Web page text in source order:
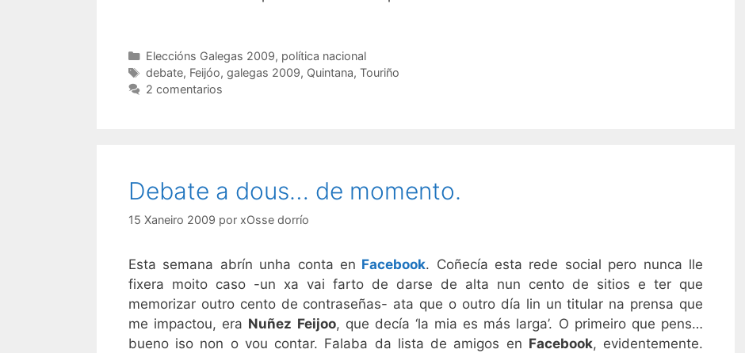
Categorías
Eleccións Galegas 2009, política nacional
Etiquetas
debate, Feijóo, galegas 2009, Quintana, Touriño
2 comentarios
Debate a dous… de momento.
15 Xaneiro 2009 por xOsse dorrío
Esta semana abrín unha conta en Facebook. Coñecía esta rede social pero nunca lle
fixera moito caso -un xa vai farto de darse de alta nun cento de sitios e ter que
memorizar outro cento de contraseñas- ata que o outro día lin un titular na prensa que
me impactou, era Nuñez Feijoo, que decía ‘la mia es más larga’. O primeiro que pens…
bueno iso non o vou contar. Falaba da lista de amigos en Facebook, evidentemente.